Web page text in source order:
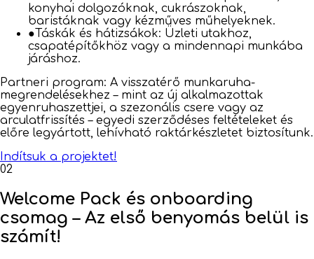
konyhai dolgozóknak, cukrászoknak,
baristáknak vagy kézműves műhelyeknek.
●Táskák és hátizsákok: Üzleti utakhoz,
csapatépítőkhöz vagy a mindennapi munkába
járáshoz.
Partneri program: A visszatérő munkaruha-
megrendelésekhez – mint az új alkalmazottak
egyenruhaszettjei, a szezonális csere vagy az
arculatfrissítés – egyedi szerződéses feltételeket és
előre legyártott, lehívható raktárkészletet biztosítunk.
Indítsuk a projektet!
02
Welcome Pack és onboarding
csomag – Az első benyomás belül is
számít!